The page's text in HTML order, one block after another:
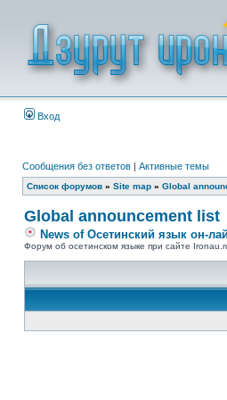
Вход
Сообщения без ответов | Активные темы
Список форумов » Site map » Global
Global announcement list
News of Осетинский язык он-
Форум об осетинском языке при сайте